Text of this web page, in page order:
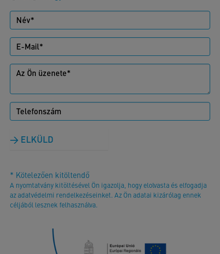
ELKÜLD
* Kötelezően kitöltendő
A nyomtatvány kitöltésével Ön igazolja, hogy elolvasta és elfogadja
az adatvédelmi rendelkezéseinket. Az Ön adatai kizárólag ennek
céljából lesznek felhasználva.